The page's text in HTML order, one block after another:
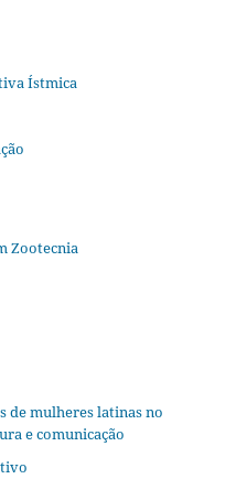
Ístmica
Zootecnia
de mulheres latinas no
e comunicação